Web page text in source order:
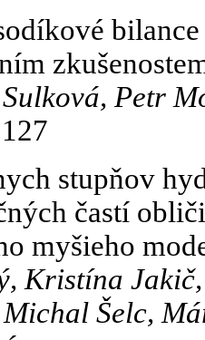
Petr
127
stupňov
častí
myšieho
Kristína
Šelc,